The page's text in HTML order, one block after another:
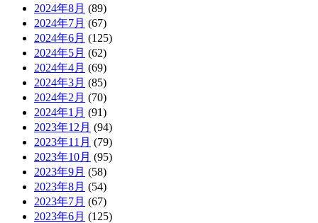
2024年8月 (89)
2024年7月 (67)
2024年6月 (125)
2024年5月 (62)
2024年4月 (69)
2024年3月 (85)
2024年2月 (70)
2024年1月 (91)
2023年12月 (94)
2023年11月 (79)
2023年10月 (95)
2023年9月 (58)
2023年8月 (54)
2023年7月 (67)
2023年6月 (125)